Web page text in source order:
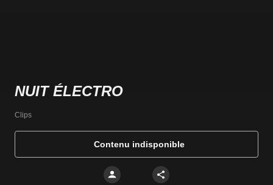
NUIT ÉLECTRO
Clips
Contenu indisponible